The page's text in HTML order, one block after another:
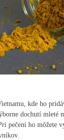
kde ho
dochutí mleté
pečení ho môžete